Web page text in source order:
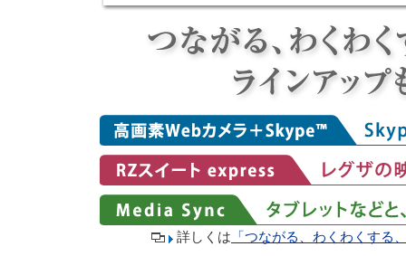
詳しくは 「つながる、わくわくする